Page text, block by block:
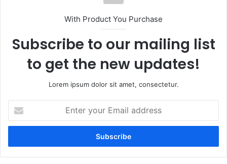
With Product You Purchase
Subscribe to our mailing list
to get the new updates!
Lorem ipsum dolor sit amet, consectetur.
your
Email